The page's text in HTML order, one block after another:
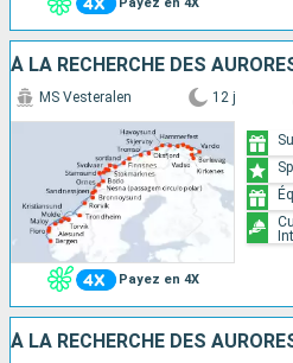
Payez en 4X
MS Vesteralen 12 j